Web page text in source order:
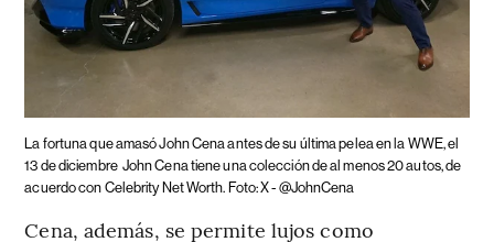
La fortuna que amasó John Cena antes de su última pelea en la WWE, el
13 de diciembre John Cena tiene una colección de al menos 20 autos, de
acuerdo con Celebrity Net Worth. Foto: X - @JohnCena
Cena, además, se permite lujos como